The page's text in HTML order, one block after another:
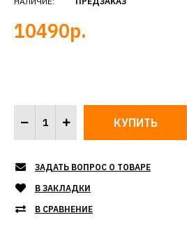
10490р.
ЗАДАТЬ ВОПРОС О ТОВАРЕ
В ЗАКЛАДКИ
В СРАВНЕНИЕ